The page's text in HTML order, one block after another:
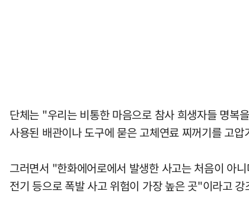
단체는 "우리는 비통한 마음으로 참사 희생자들 명복
사용된 배관이나 도구에 묻은 고체연료 찌꺼기를 고
그러면서 "한화에어로에서 발생한 사고는 처음이 아
전기 등으로 폭발 사고 위험이 가장 높은 곳"이라고 강